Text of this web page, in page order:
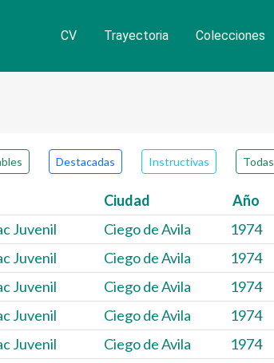
CV Trayectoria Colecciones
Destacadas Instructivas Todas
Ciudad Año
Juvenil Ciego de Avila 1974
Juvenil Ciego de Avila 1974
Juvenil Ciego de Avila 1974
Juvenil Ciego de Avila 1974
Juvenil Ciego de Avila 1974